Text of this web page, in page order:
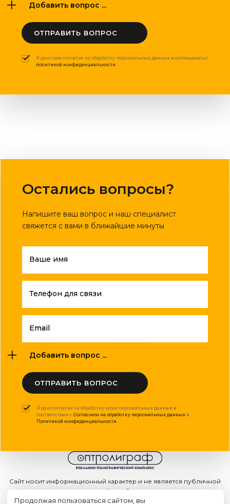
Добавить вопрос ...
ОТПРАВИТЬ ВОПРОС
Я даю свое согласие на обработку персональных данных и соглашаюсь с
политикой конфиденциальности
Остались вопросы?
Напишите ваш вопрос и наш специалист
свяжется с вами в ближайшие минуты
Ваше имя
Телефон для связи
Email
Добавить вопрос ...
ОТПРАВИТЬ ВОПРОС
Я даю согласие на обработку моих персональных данных в
соответствии с Согласием на обработку персональных данных и
Политикой конфиденциальности.
Сайт носит информационный характер и не является публичной
офертой
2015 - 2026г. © ООО "Оптполиграф".
Продолжая пользоваться сайтом, вы